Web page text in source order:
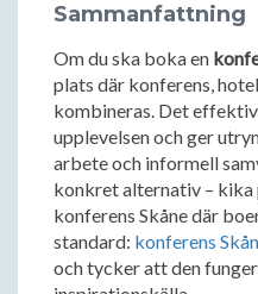
Sammanfattning
Om du ska boka en
plats där konferens,
kombineras. Det
upplevelsen och ger
arbete och informell
konkret alternativ – kika
konferens Skåne där
standard: konferens
och tycker att den